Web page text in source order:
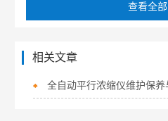
查看全
相关文章
全自动平行浓缩仪维护保